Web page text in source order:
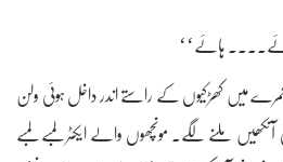
ہائے‘‘
کمرے میں کھڑکیوں کے راستے اندر داخل ہوئی ولن
ملنے لگے۔ مونچھوں والے ایکٹر لمبے لمبے